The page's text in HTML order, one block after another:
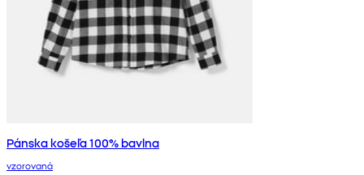
Pánska košeľa 100% bavlna
vzorovaná